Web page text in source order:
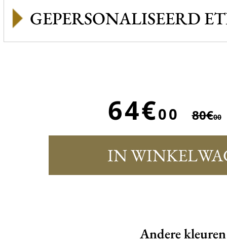
GEPERSONALISEERD
64€00 80€00
IN
Andere kleuren